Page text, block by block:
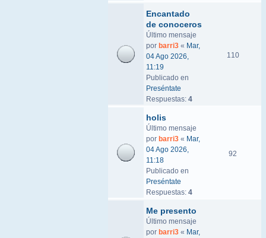
Encantado
de conoceros
Último mensaje
por barri3 « Mar,
04 Ago 2026,
11:19
Publicado en
Preséntate
Respuestas: 4
110
holis
Último mensaje
por barri3 « Mar,
04 Ago 2026,
11:18
Publicado en
Preséntate
Respuestas: 4
92
Me presento
Último mensaje
por barri3 « Mar,